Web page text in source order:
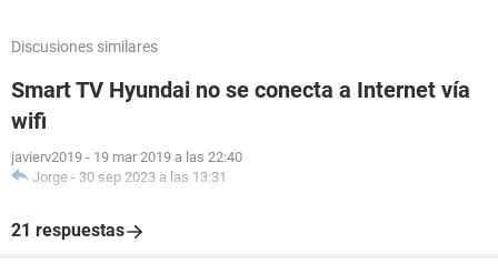
Discusiones similares
Smart TV Hyundai no se conecta a Internet vía
wifi
javierv2019 - 19 mar 2019 a las 22:40
Jorge - 30 sep 2023 a las 13:31
21 respuestas